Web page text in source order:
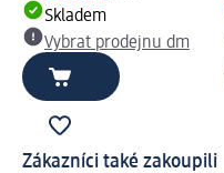
Skladem
Vybrat prodejnu dm
Zákazníci také zakoupili